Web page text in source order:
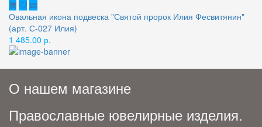
Овальная икона подвеска "Святой пророк Илия Фесвитянин"
(арт. С-027 Илия)
1 485.00 р.
О нашем магазине
Православные ювелирные изделия.